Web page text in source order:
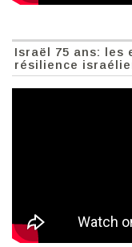
Israël 75 ans: les
résilience